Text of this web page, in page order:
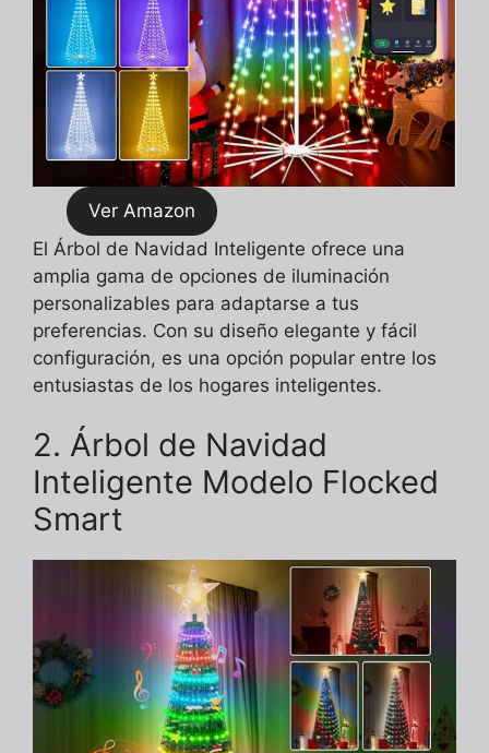
Ver Amazon
El Árbol de Navidad Inteligente ofrece una
amplia gama de opciones de iluminación
personalizables para adaptarse a tus
preferencias. Con su diseño elegante y fácil
configuración, es una opción popular entre los
entusiastas de los hogares inteligentes.
2. Árbol de Navidad
Inteligente Modelo Flocked
Smart